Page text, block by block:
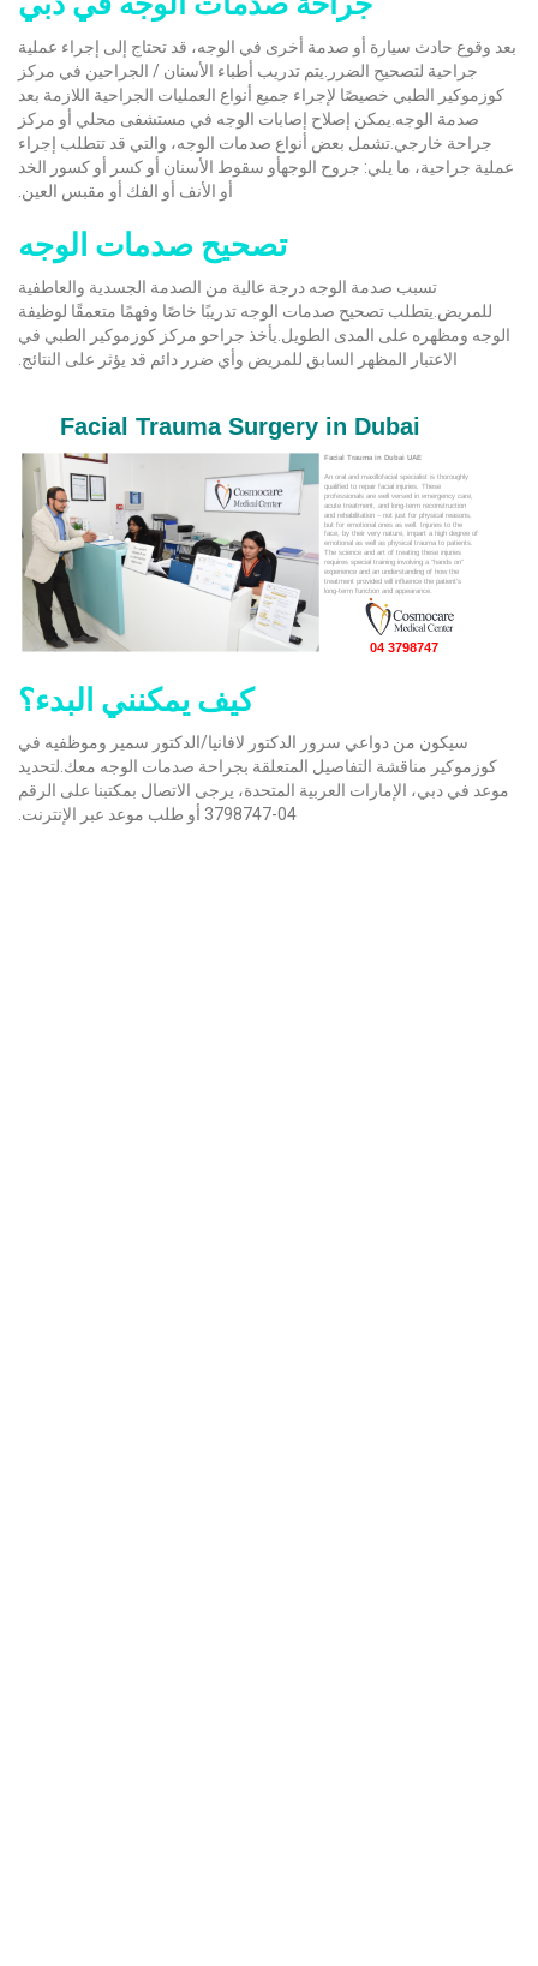
بعد وقوع حادث سيارة أو صدمة أخرى في الوجه، قد تحتاج إلى إجراء عملية
جراحية لتصحيح الضرر.يتم تدريب أطباء الأسنان / الجراحين في مركز
كوزموكير الطبي خصيصًا لإجراء جميع أنواع العمليات الجراحية اللازمة بعد
صدمة الوجه.يمكن إصلاح إصابات الوجه في مستشفى محلي أو مركز
جراحة خارجي.تشمل بعض أنواع صدمات الوجه، والتي قد تتطلب إجراء
عملية جراحية، ما يلي: جروح الوجهأو سقوط الأسنان أو كسر أو كسور الخد
أو الأنف أو الفك أو مقبس العين.
تصحيح صدمات الوجه
تسبب صدمة الوجه درجة عالية من الصدمة الجسدية والعاطفية
للمريض.يتطلب تصحيح صدمات الوجه تدريبًا خاصًا وفهمًا متعمقًا لوظيفة
الوجه ومظهره على المدى الطويل.يأخذ جراحو مركز كوزموكير الطبي في
الاعتبار المظهر السابق للمريض وأي ضرر دائم قد يؤثر على النتائج.
كيف يمكنني البدء؟
سيكون من دواعي سرور الدكتور لافانيا/الدكتور سمير وموظفيه في
كوزموكير مناقشة التفاصيل المتعلقة بجراحة صدمات الوجه معك.لتحديد
موعد في دبي، الإمارات العربية المتحدة، يرجى الاتصال بمكتبنا على الرقم
04-3798747 أو طلب موعد عبر الإنترنت.